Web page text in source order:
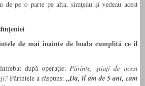
de pe o parte pe alta, simţeau şi vedeau acest
de mai înainte de boala cumplită ce îl
după operaţie:Părinte, ştiaţi de acest
Părintele a răspuns: „Da, îl am de 5 ani, cam